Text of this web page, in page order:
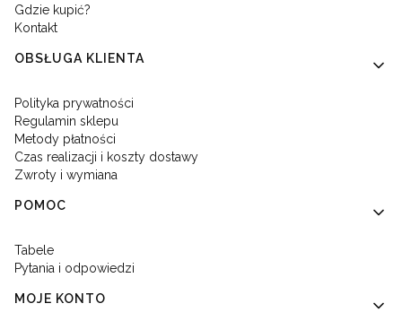
Gdzie kupić?
Kontakt
OBSŁUGA KLIENTA
Polityka prywatności
Regulamin sklepu
Metody płatności
Czas realizacji i koszty dostawy
Zwroty i wymiana
POMOC
Tabele
Pytania i odpowiedzi
MOJE KONTO